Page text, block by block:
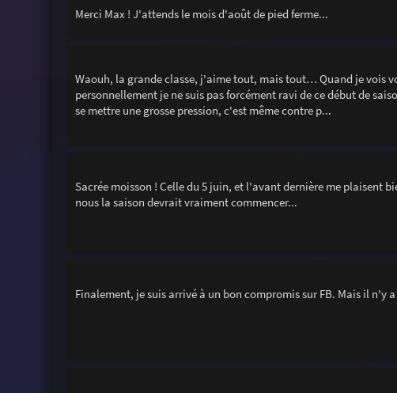
Merci Max ! J'attends le mois d'août de pied ferme...
Waouh, la grande classe, j'aime tout, mais tout… Quand je vois
personnellement je ne suis pas forcément ravi de ce début de
se mettre une grosse pression, c'est même contre p...
Sacrée moisson ! Celle du 5 juin, et l'avant dernière me plaisent
nous la saison devrait vraiment commencer...
Finalement, je suis arrivé à un bon compromis sur FB. Mais il n'y